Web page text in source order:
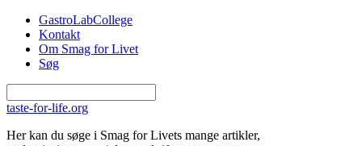
Gå til hovedindhold
GastroLabCollege
Kontakt
Om Smag for Livet
Søg
taste-for-life.org
Her kan du søge i Smag for Livets mange artikler,